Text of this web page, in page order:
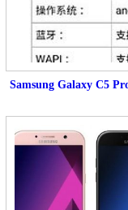
Samsung Galaxy C5